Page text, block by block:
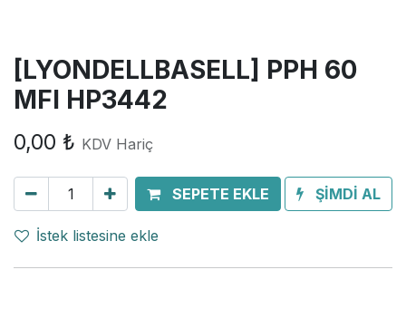
[LYONDELLBASELL] PPH 60
MFI HP3442
0,00 ₺ KDV Hariç
SEPETE EKLE ŞİMDİ AL
İstek listesine ekle